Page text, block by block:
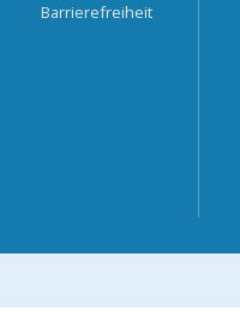
Barrierefreiheit